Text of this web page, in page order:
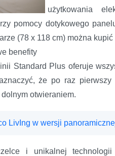
użytkowania
pomocy dotykowego
(78 x 118 cm) można
benefity
Standard Plus oferuje
że po raz
otwieraniem.
LivIng w wersji
i unikalnej